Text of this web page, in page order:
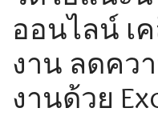
ออนไลน์ เ
งาน ลดคว
งานด้วย